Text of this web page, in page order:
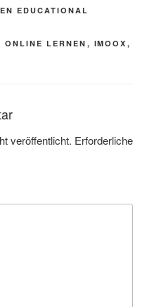
EDUCATIONAL
ONLINE LERNEN , IMOOX ,
veröffentlicht. Erforderliche